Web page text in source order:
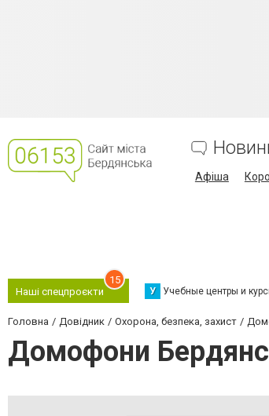
Афіша
Наші спецпроєкти
15
У Учебные центры и
Головна Довідник Охорона, безпека, захист
Домофони